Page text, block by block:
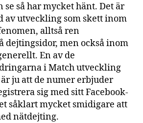
se så har mycket hänt. Det är
av utveckling som skett inom
alltså ren
dejtingsidor, men också inom
En av de
i Match utveckling
ju att de numer erbjuder
sig med sitt Facebook-
såklart mycket smidigare att
nätdejting.